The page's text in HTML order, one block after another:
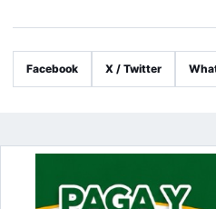
Facebook X / Twitter